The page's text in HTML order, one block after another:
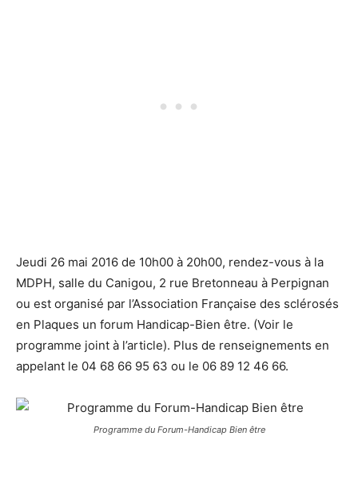
Jeudi 26 mai 2016 de 10h00 à 20h00, rendez-vous à la
MDPH, salle du Canigou, 2 rue Bretonneau à Perpignan
ou est organisé par l’Association Française des sclérosés
en Plaques un forum Handicap-Bien être. (Voir le
programme joint à l’article). Plus de renseignements en
appelant le 04 68 66 95 63 ou le 06 89 12 46 66.
Programme du Forum-Handicap Bien être